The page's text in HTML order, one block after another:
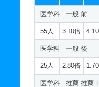
5人 1倍
学校教育課程／初
テ
10人 2.50倍
学校教育課程／中
医学科 一般 前
55人 3.10倍
医学科 一般 後
25人 2.80倍
医学科 推薦 推薦Ⅱ